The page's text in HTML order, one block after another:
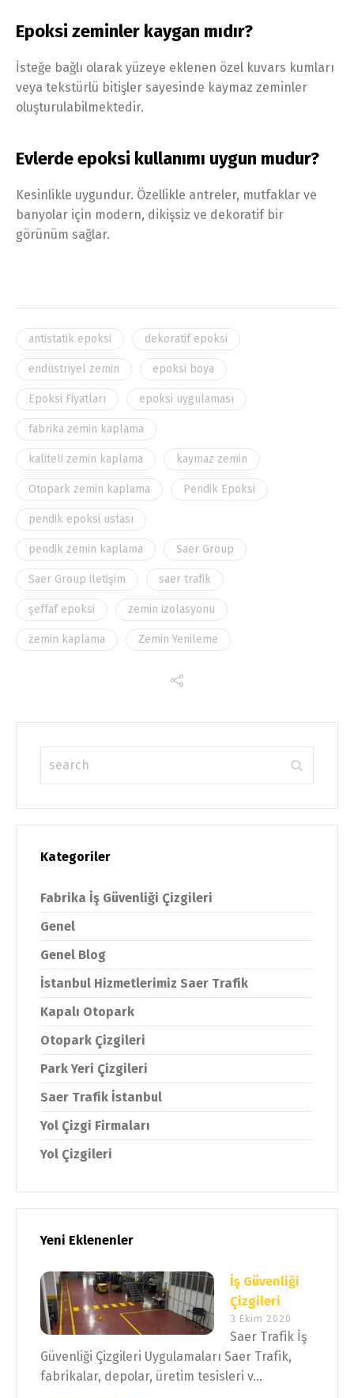
Epoksi zeminler kaygan mıdır?
İsteğe bağlı olarak yüzeye eklenen özel kuvars kumları
veya tekstürlü bitişler sayesinde kaymaz zeminler
oluşturulabilmektedir.
Evlerde epoksi kullanımı uygun mudur?
Kesinlikle uygundur. Özellikle antreler, mutfaklar ve
banyolar için modern, dikişsiz ve dekoratif bir
görünüm sağlar.
antistatik epoksi dekoratif epoksi
endüstriyel zemin epoksi boya
Epoksi Fiyatları epoksi uygulaması
fabrika zemin kaplama
kaliteli zemin kaplama kaymaz zemin
Otopark zemin kaplama Pendik Epoksi
pendik epoksi ustası
pendik zemin kaplama Saer Group
Saer Group iletişim saer trafik
şeffaf epoksi zemin izolasyonu
zemin kaplama Zemin Yenileme
Kategoriler
Fabrika İş Güvenliği Çizgileri
Genel
Genel Blog
İstanbul Hizmetlerimiz Saer Trafik
Kapalı Otopark
Otopark Çizgileri
Park Yeri Çizgileri
Saer Trafik İstanbul
Yol Çizgi Firmaları
Yol Çizgileri
Yeni Eklenenler
İş Güvenliği
Çizgileri
3 Ekim 2020
Saer Trafik İş
Güvenliği Çizgileri Uygulamaları Saer Trafik,
fabrikalar, depolar, üretim tesisleri v...